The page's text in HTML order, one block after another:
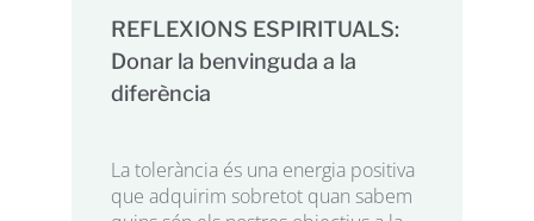
REFLEXIONS ESPIRITUALS:
Donar la benvinguda a la
diferència
La tolerància és una energia positiva
que adquirim sobretot quan sabem